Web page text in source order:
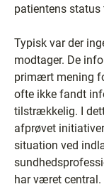
patientens status
Typisk var der
modtager. De
primært mening
ofte ikke fandt
tilstrækkelig. I
afprøvet
situation ved
har været central.